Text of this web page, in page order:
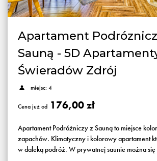
Apartament
Sauną - 5D
Świeradów Zdrój
miejsc: 4
Cena już od 176,00 zł
Apartament Podróżniczy z Sauną to miejsce
zapachów. Klimatyczny i kolorowy apartament
w daleką podróż. W prywatnej saunie można